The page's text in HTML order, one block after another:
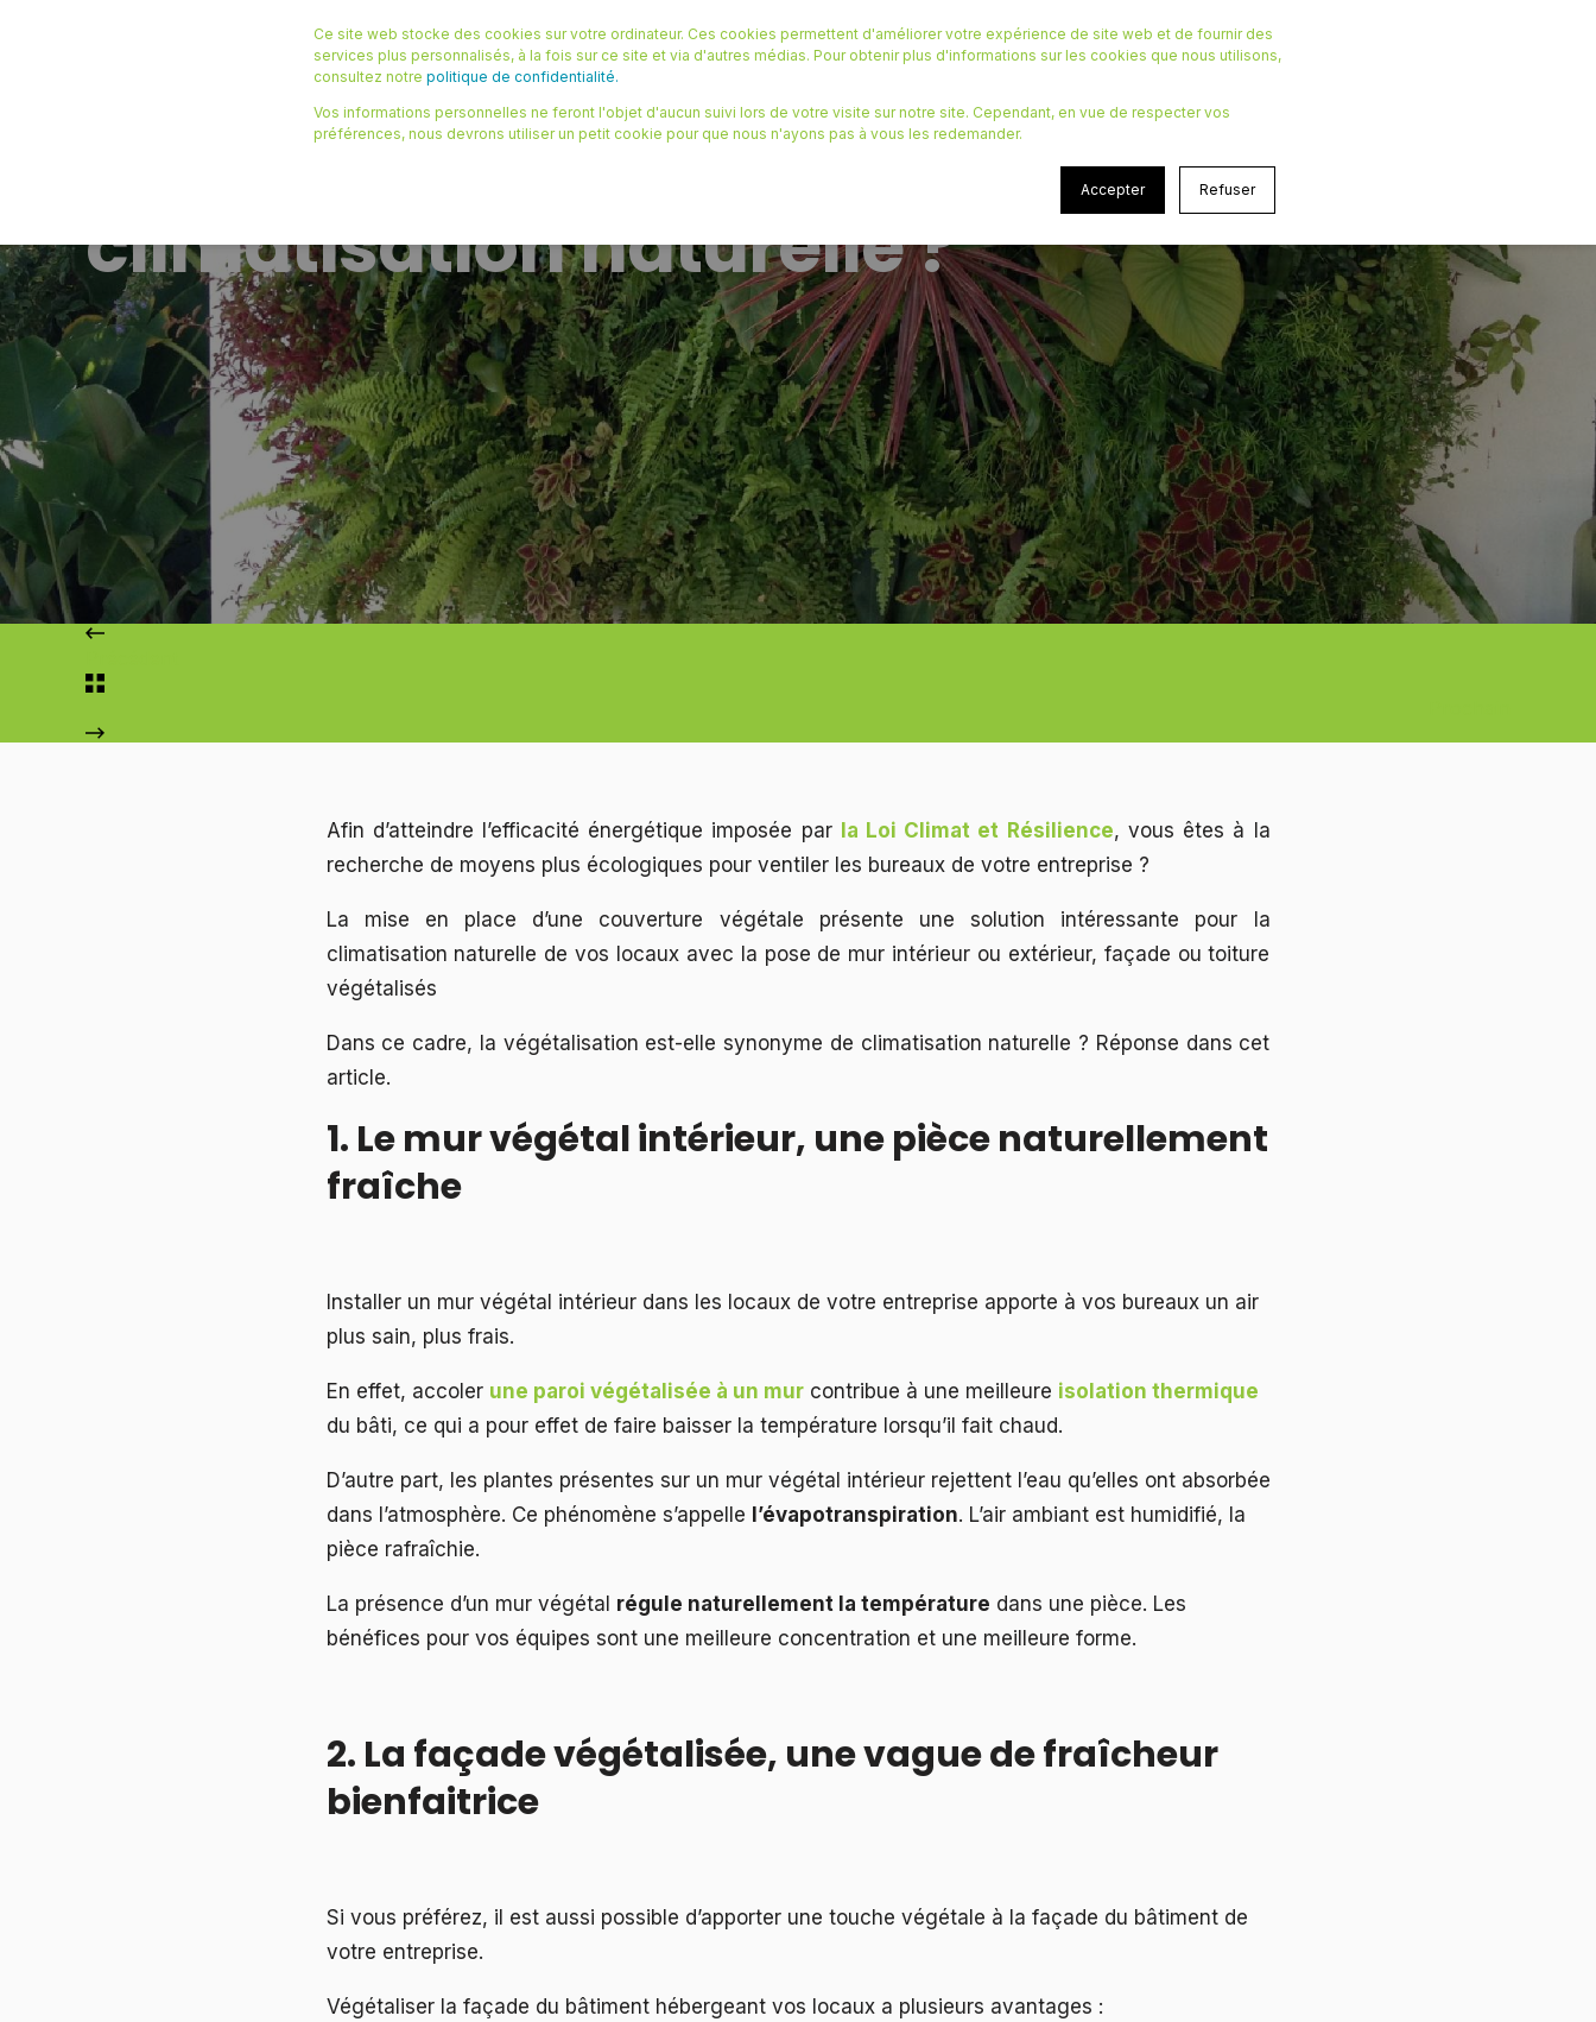
Ce site web stocke des cookies sur votre ordinateur. Ces cookies permettent d'améliorer votre expérience de site web et de fournir des
services plus personnalisés, à la fois sur ce site et via d'autres médias. Pour obtenir plus d'informations sur les cookies que nous utilisons,
consultez notre politique de confidentialité.
Vos informations personnelles ne feront l'objet d'aucun suivi lors de votre visite sur notre site. Cependant, en vue de respecter vos
préférences, nous devrons utiliser un petit cookie pour que nous n'ayons pas à vous les redemander.
Accepter Refuser
NOS SOLUTIONS NOS RESSOURCES LE BLOG QUI SOMMES NOUS ? CONTACT
08/12/2022 08:32 4 MIN
Végétalisation, est-elle synonyme de
climatisation naturelle ?
Afin d’atteindre l’efficacité énergétique imposée par la Loi Climat et Résilience, vous êtes à la
recherche de moyens plus écologiques pour ventiler les bureaux de votre entreprise ?
La mise en place d’une couverture végétale présente une solution intéressante pour la
climatisation naturelle de vos locaux avec la pose de mur intérieur ou extérieur, façade ou toiture
végétalisés
Dans ce cadre, la végétalisation est-elle synonyme de climatisation naturelle ? Réponse dans cet
article.
1. Le mur végétal intérieur, une pièce naturellement
fraîche
Installer un mur végétal intérieur dans les locaux de votre entreprise apporte à vos bureaux un air
plus sain, plus frais.
En effet, accoler une paroi végétalisée à un murcontribue à une meilleure isolation thermique
du bâti, ce qui a pour effet de faire baisser la température lorsqu’il fait chaud.
D’autre part, les plantes présentes sur un mur végétal intérieur rejettent l’eau qu’elles ont absorbée
dans l’atmosphère. Ce phénomène s’appelle l’évapotranspiration. L’air ambiant est humidifié, la
pièce rafraîchie.
La présence d’un mur végétal régule naturellement la température dans une pièce. Les
bénéfices pour vos équipes sont une meilleure concentration et une meilleure forme.
2. La façade végétalisée, une vague de fraîcheur
bienfaitrice
Si vous préférez, il est aussi possible d’apporter une touche végétale à la façade du bâtiment de
votre entreprise.
Végétaliser la façade du bâtiment hébergeant vos locaux a plusieurs avantages :